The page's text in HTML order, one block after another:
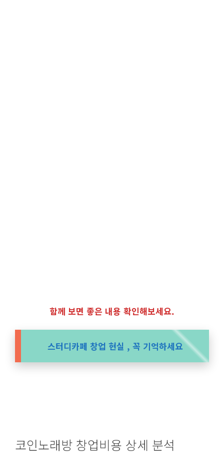
함께 보면 좋은 내용 확인해보세요.
스터디카페 창업 현실 , 꼭 기억하세요
코인노래방 창업비용 상세 분석